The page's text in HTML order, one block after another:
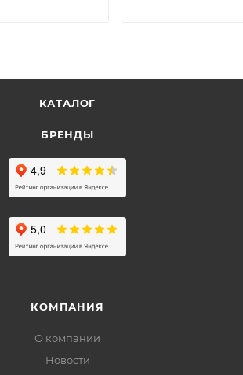
КАТАЛОГ
БРЕНДЫ
КОМПАНИЯ
О компании
Новости